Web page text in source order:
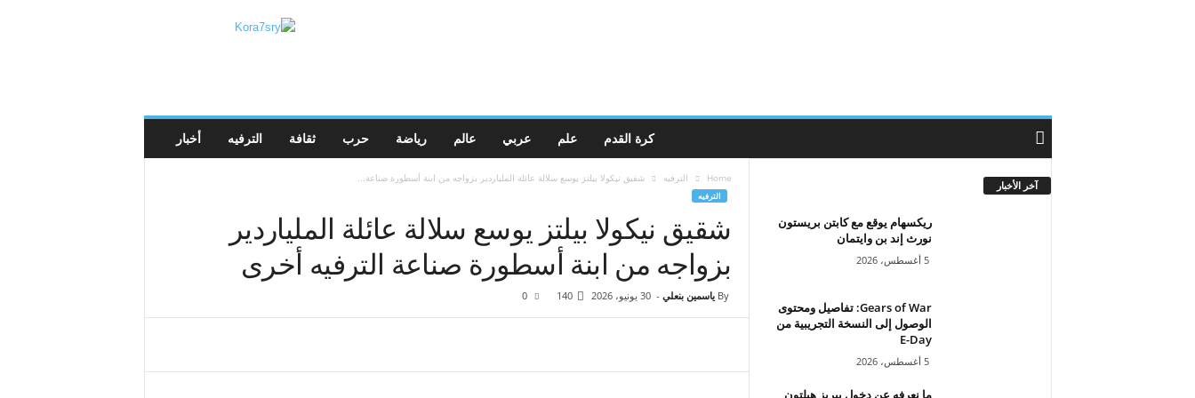
أخبار الترفيه ثقافة حرب رياضة عالم عربي علم كرة القدم
Home الترفيه شقيق نيكولا بيلتز يوسع سلالة عائلة الملياردير بزواجه من ابنة أسطورة صناعة...
الترفيه
شقيق نيكولا بيلتز يوسع سلالة عائلة الملياردير
بزواجه من ابنة أسطورة صناعة الترفيه أخرى
By ياسمين بنعلي - 30 يونيو، 2026 140
0
آخر الأخبار
ريكسهام يوقع مع كابتن بريستون
نورث إند بن وايتمان
5 أغسطس، 2026
Gears of War: تفاصيل ومحتوى
الوصول إلى النسخة التجريبية من
E-Day
5 أغسطس، 2026
ما نعرفه عن دخول بيريز هيلتون